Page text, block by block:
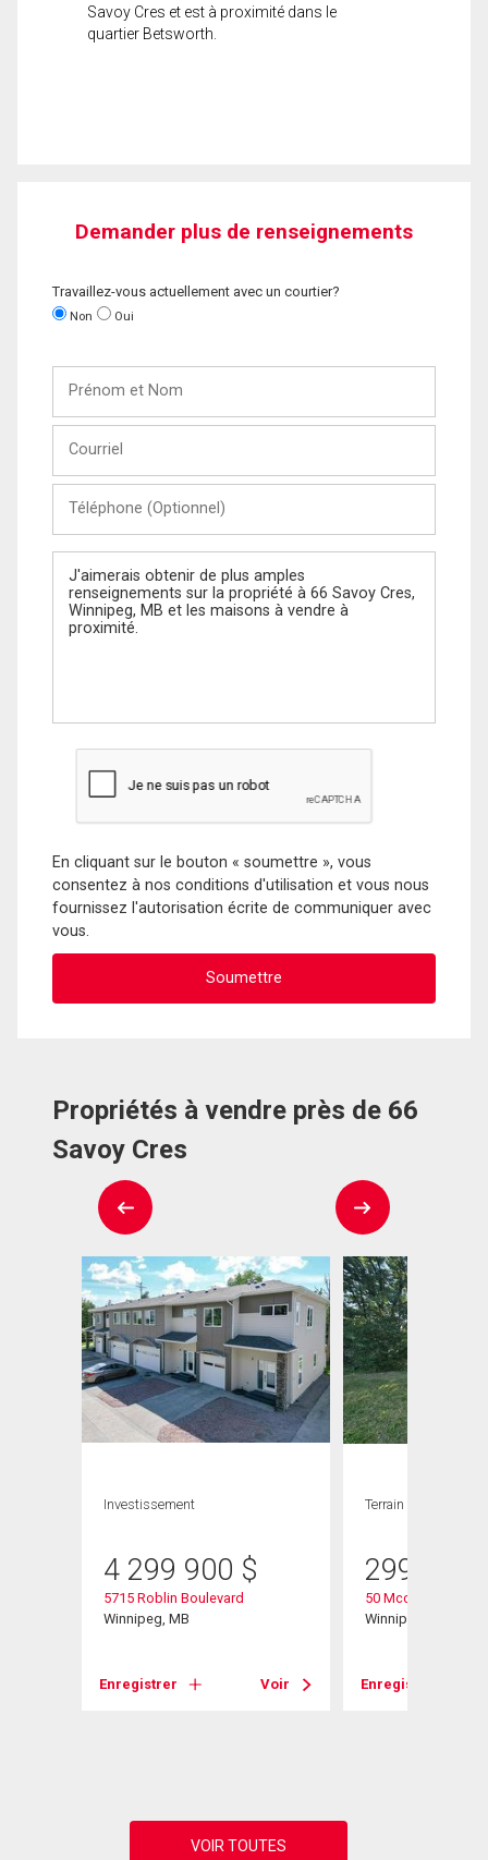
Savoy Cres et est à proximité dans le
quartier Betsworth.
Demander plus de renseignements
Travaillez-vous actuellement avec un courtier?
Non Oui
Nom
(Optionnel)
Message
En cliquant sur le bouton « soumettre », vous
consentez à nos conditions d'utilisation et vous nous
fournissez l'autorisation écrite de communiquer avec
vous.
Propriétés à vendre près de 66
Savoy Cres
Investissement
4 299 900 $
5715 Roblin Boulevard
Winnipeg, MB
Enregistrer Voir
Terrain
299 900
50 Mccallum
Winnipeg, MB
Enregistrer